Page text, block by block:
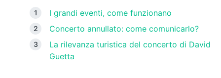
I grandi eventi, come funzionano
Concerto annullato: come comunicarlo?
La rilevanza turistica del concerto di David
Guetta